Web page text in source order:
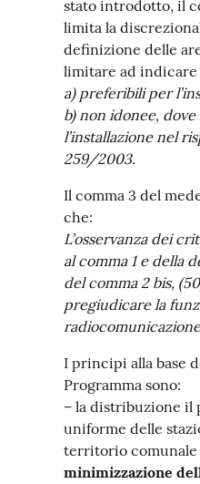
stato introdotto, il
limita la
definizione delle
limitare ad indicare
a) preferibili per
b) non idonee,
l’installazione nel
259/2003.
Il comma 3 del
che:
L’osservanza dei
al comma 1 e della
del comma 2 bis,
pregiudicare la
I principi alla base
Programma sono:
– la distribuzione il
uniforme delle
territorio
minimizzazione